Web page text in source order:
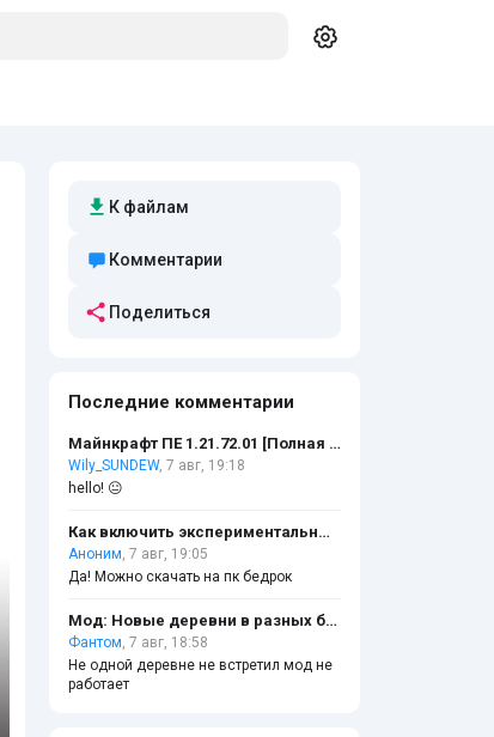
К файлам
Комментарии
Поделиться
Последние комментарии
Майнкрафт ПЕ 1.21.72.01 [Полная версия]
Wily_SUNDEW, 7 авг, 19:18
hello! 😐
Как включить экспериментальный режим?
Аноним, 7 авг, 19:05
Да! Можно скачать на пк бедрок
Мод: Новые деревни в разных биомах
Фантом, 7 авг, 18:58
Не одной деревне не встретил мод не
работает